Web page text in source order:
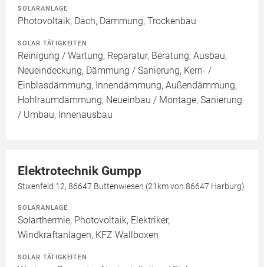
SOLARANLAGE
Photovoltaik, Dach, Dämmung, Trockenbau
SOLAR TÄTIGKEITEN
Reinigung / Wartung, Reparatur, Beratung, Ausbau,
Neueindeckung, Dämmung / Sanierung, Kern- /
Einblasdämmung, Innendämmung, Außendämmung,
Hohlraumdämmung, Neueinbau / Montage, Sanierung
/ Umbau, Innenausbau
Elektrotechnik Gumpp
Stixenfeld 12, 86647 Buttenwiesen (21km von 86647 Harburg)
SOLARANLAGE
Solarthermie, Photovoltaik, Elektriker,
Windkraftanlagen, KFZ Wallboxen
SOLAR TÄTIGKEITEN